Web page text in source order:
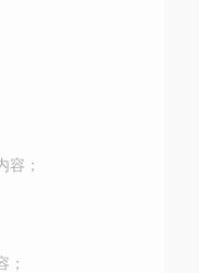
容；
；